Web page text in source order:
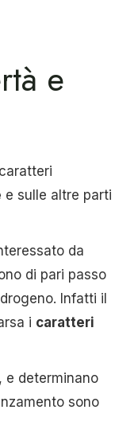
e
e sulle altre parti
da
di pari passo
Infatti il
i caratteri
e determinano
sono